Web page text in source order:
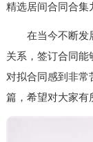
精选居间合同合集
在当今不断发展
关系，签订合同能
对拟合同感到非常
篇，希望对大家有